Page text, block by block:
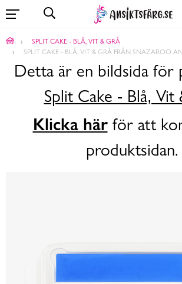
SPLIT CAKE - BLÅ, VIT & GRÅ
SPLIT CAKE - BLÅ, VIT & GRÅ FRÅN SNAZAROO
Detta är en bildsida för
Split Cake - Blå, Vit
Klicka härför att
produktsidan.